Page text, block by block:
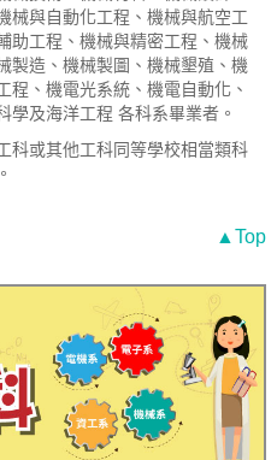
械與自動化工程、機械與航空工
助工程、機械與精密工程、機械
製造、機械製圖、機械墾殖、機
程、機電光系統、機電自動化、
學及海洋工程 各科系畢業者。
科或其他工科同等學校相當類科
▲Top